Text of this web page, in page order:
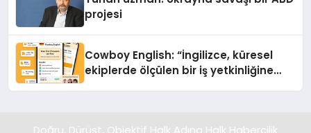
projesi
Cowboy English: “İngilizce, küresel
ekiplerde ölçülen bir iş yetkinliğine
Doğru, Dürüst, Objektif Halk Adına Halk Habercilik